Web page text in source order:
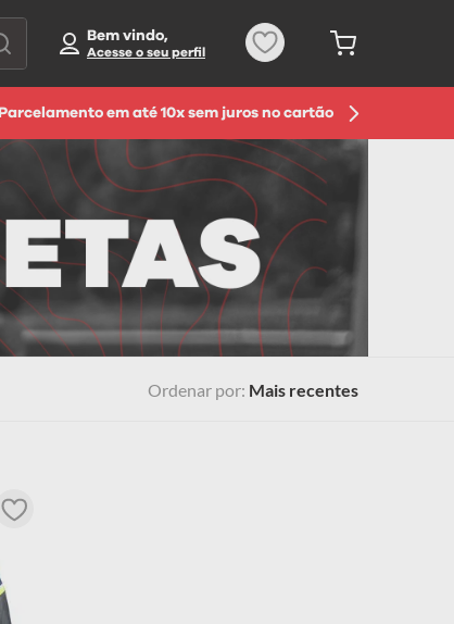
Bem vindo,
Parcelamento em até 10x sem juros no cartão
Ordenar por Mais recentes